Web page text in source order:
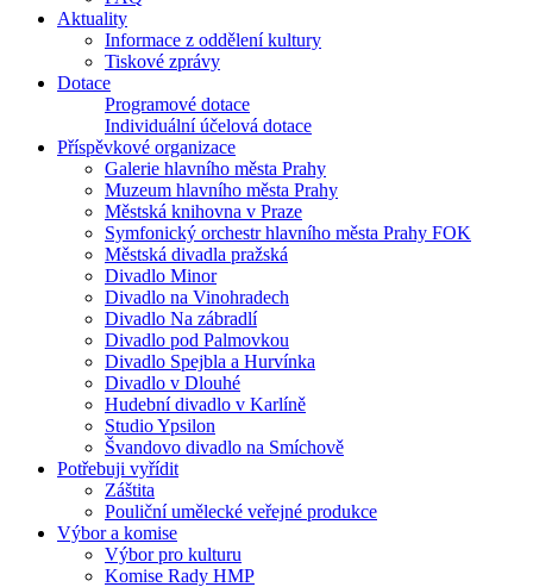
Aktuality
Informace z oddělení kultury
Tiskové zprávy
Dotace
Programové dotace
Individuální účelová dotace
Příspěvkové organizace
Galerie hlavního města Prahy
Muzeum hlavního města Prahy
Městská knihovna v Praze
Symfonický orchestr hlavního města Prahy FOK
Městská divadla pražská
Divadlo Minor
Divadlo na Vinohradech
Divadlo Na zábradlí
Divadlo pod Palmovkou
Divadlo Spejbla a Hurvínka
Divadlo v Dlouhé
Hudební divadlo v Karlíně
Studio Ypsilon
Švandovo divadlo na Smíchově
Potřebuji vyřídit
Záštita
Pouliční umělecké veřejné produkce
Výbor a komise
Výbor pro kulturu
Komise Rady HMP